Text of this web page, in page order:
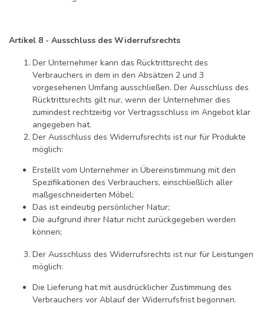
Artikel 8 - Ausschluss des Widerrufsrechts
Der Unternehmer kann das Rücktrittsrecht des
Verbrauchers in dem in den Absätzen 2 und 3
vorgesehenen Umfang ausschließen. Der Ausschluss des
Rücktrittsrechts gilt nur, wenn der Unternehmer dies
zumindest rechtzeitig vor Vertragsschluss im Angebot klar
angegeben hat.
Der Ausschluss des Widerrufsrechts ist nur für Produkte
möglich:
Erstellt vom Unternehmer in Übereinstimmung mit den
Spezifikationen des Verbrauchers, einschließlich aller
maßgeschneiderten Möbel;
Das ist eindeutig persönlicher Natur;
Die aufgrund ihrer Natur nicht zurückgegeben werden
können;
Der Ausschluss des Widerrufsrechts ist nur für Leistungen
möglich:
Die Lieferung hat mit ausdrücklicher Zustimmung des
Verbrauchers vor Ablauf der Widerrufsfrist begonnen.